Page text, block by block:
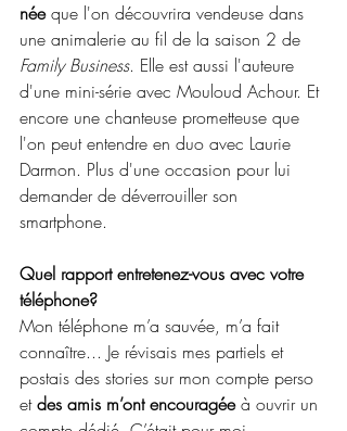
née que l'on découvrira vendeuse dans
une animalerie au fil de la saison 2 de
Family Business. Elle est aussi l'auteure
d'une mini-série avec Mouloud Achour. Et
encore une chanteuse prometteuse que
l'on peut entendre en duo avec Laurie
Darmon. Plus d'une occasion pour lui
demander de déverrouiller son
smartphone.
Quel rapport entretenez-vous avec votre
téléphone?
Mon téléphone m’a sauvée, m’a fait
connaître... Je révisais mes partiels et
postais des stories sur mon compte perso
et des amis m’ont encouragée à ouvrir un